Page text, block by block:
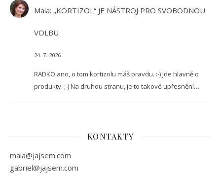
Maia: „KORTIZOL“ JE NÁSTROJ PRO SVOBODNOU
VOLBU
24. 7. 2026
RADKO ano, o tom kortizolu máš pravdu. :-) Jde hlavně o
produkty. ;-) Na druhou stranu, je to takové upřesnění…
KONTAKTY
maia@jajsem.com
gabriel@jajsem.com